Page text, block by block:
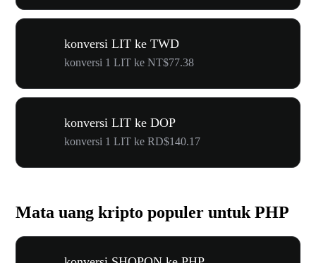
konversi LIT ke TWD
konversi 1 LIT ke NT$77.38
konversi LIT ke DOP
konversi 1 LIT ke RD$140.17
Mata uang kripto populer untuk PHP